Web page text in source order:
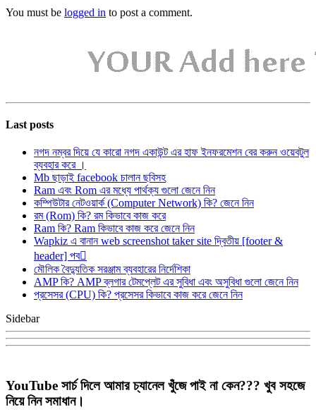
You must be logged in to post a comment.
Last posts
নগদ নম্বর দিয়ে যে কারো নগদ একাউন্ট এর হাফ ইনফরমেশন বের করুন ওয়েবটুল
ব্যবহার করে ।
Mb ছাড়াই facebook চালান ছবিসহ
Ram এবং Rom এর মধ্যে পার্থক্য গুলো জেনে নিন
কম্পিউটার নেটওয়ার্ক (Computer Network) কি? জেনে নিন
রম (Rom) কি? রম কিভাবে কাজ করে
Ram কি? Ram কিভাবে কাজ করে জেনে নিন
Wapkiz এ বানান web screenshot taker site দ্বিতীয় [footer &
header] পব
মৌলিক বৈদ্যুতিক সরঞ্জাম ব্যবহারের নির্দেশিকা
AMP কি? AMP ব্লগার টেমপ্লেট এর সুবিধা এবং অসুবিধা গুলো জেনে নিন
প্রসেসর (CPU) কি? প্রসেসর কিভাবে কাজ করে জেনে নিন
Sidebar
YouTube সার্চ দিলে আমার চ্যানেল খুঁজে পাই না কেন??? খুব সহজে
নিয়ে নিন সমাধান।